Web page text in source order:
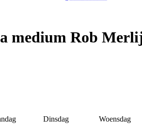
medium Rob
Dinsdag
Woensdag